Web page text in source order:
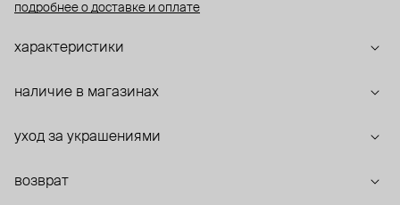
подробнее о доставке и оплате
характеристики
наличие в магазинах
уход за украшениями
возврат